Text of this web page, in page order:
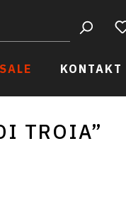
SALE KONTAKT
TROIA”